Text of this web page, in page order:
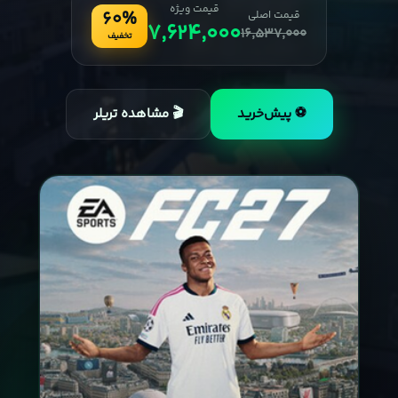
قیمت اصلی
16,537,000
قیمت ویژه
7,624,000
60%
تخفیف
⚽ پیش‌خرید 🎬 مشاهده تریلر